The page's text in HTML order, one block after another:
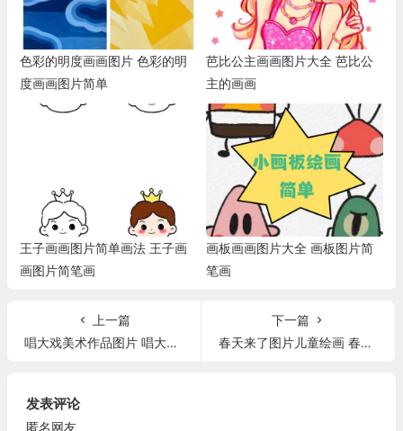
色彩的明度画画图片 色彩的明
度画画图片简单
芭比公主画画图片大全 芭比公
主的画画
王子画画图片简单画法 王子画
画图片简笔画
画板画画图片大全 画板图片简
笔画
上一篇
唱大戏美术作品图片 唱大戏美术作品图片全身
下一篇
春天来了图片儿童绘画 春天来了图片儿童绘画简单
发表评论
匿名网友